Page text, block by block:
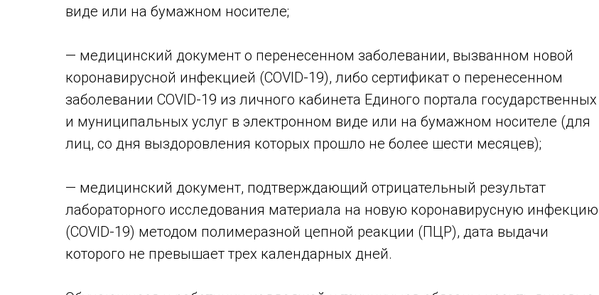
виде или на бумажном носителе;
— медицинский документ о перенесенном заболевании, вызванном новой
коронавирусной инфекцией (COVID-19), либо сертификат о перенесенном
заболевании COVID-19 из личного кабинета Единого портала государственных
и муниципальных услуг в электронном виде или на бумажном носителе (для
лиц, со дня выздоровления которых прошло не более шести месяцев);
— медицинский документ, подтверждающий отрицательный результат
лабораторного исследования материала на новую коронавирусную инфекцию
(COVID-19) методом полимеразной цепной реакции (ПЦР), дата выдачи
которого не превышает трех календарных дней.